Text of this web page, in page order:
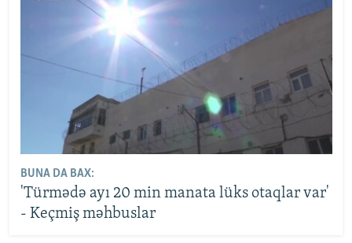
BUNA DA BAX:
'Türmədə ayı 20 min manata lüks otaqlar var'
- Keçmiş məhbuslar